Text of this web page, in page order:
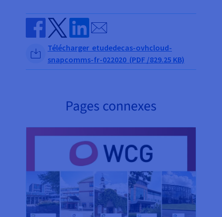
Share on Facebook
Share on Twitter
Share on Linkedin
Send by email
Télécharger etudedecas-ovhcloud-
snapcomms-fr-022020 (PDF /829.25 KB)
Pages connexes